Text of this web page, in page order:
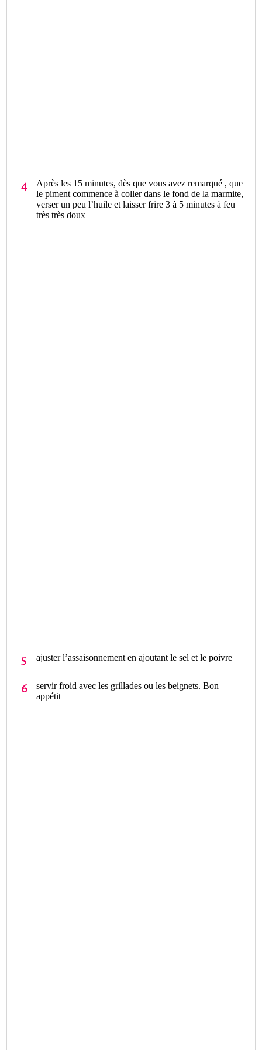
Après les 15 minutes, dès que vous avez remarqué , que
le piment commence à coller dans le fond de la marmite,
verser un peu l’huile et laisser frire 3 à 5 minutes à feu
très très doux
ajuster l’assaisonnement en ajoutant le sel et le poivre
servir froid avec les grillades ou les beignets. Bon
appétit